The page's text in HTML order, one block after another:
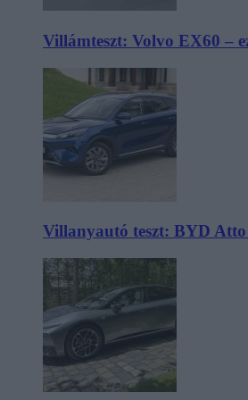
Villámteszt: Volvo EX60 –
Villanyautó teszt: BYD